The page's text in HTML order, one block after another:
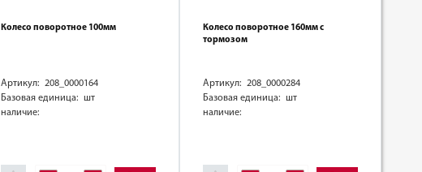
Колесо поворотное 100мм
Артикул: 208_0000164
Базовая единица: шт
наличие:
Колесо поворотное 160мм с
тормозом
Артикул: 208_0000284
Базовая единица: шт
наличие: